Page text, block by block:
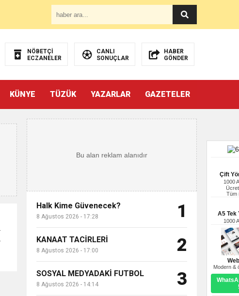
Çift
1000
Tüm
A5 Tek
1000
Modern &
NÖBETÇİ
ECZANELER
CANLI
SONUÇLAR
HABER
GÖNDER
KÜNYE TÜZÜK YAZARLAR GAZETELER
Halk Kime Güvenecek?
8 Ağustos 2026 - 17:28 1
KANAAT TACİRLERİ
8 Ağustos 2026 - 17:00 2
SOSYAL MEDYADAKİ FUTBOL
8 Ağustos 2026 - 14:14 3